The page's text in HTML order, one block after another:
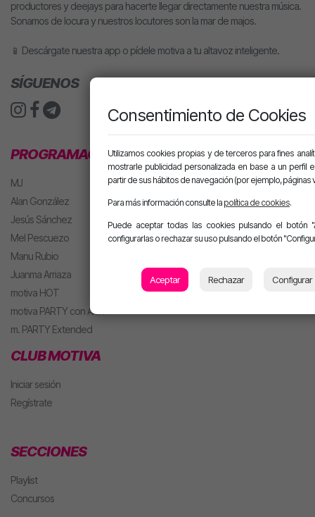
productores y deejays para hacerte llegar directamente nuestra música.
Sonamos de locura y nuestros locutores son la mar de majos.
📱 Descárgate nuestra app o pídele motiva a tu altavoz inteligente.
SÍGUENOS
PROGRAMACIÓN
MJ
Alan González
Jesús Sánchez
Mel Pescuezo
Manu Rubio
Juanma Arriaza
motiva HOT
motiva PARTY con Alan
m. PARTY Extended
CLUB MOTIVA
Iniciar sesión
Regístrate
SECCIONES
Playlist
Concursos
Consentimiento de Cookies
Utilizamos cookies propias y de terceros para fines
mostrarle publicidad personalizada en base a un perfil
partir de sus hábitos de navegación (por ejemplo, páginas
Para más información consulte la política de cookies.
Puede aceptar todas las cookies pulsando el botón
configurarlas o rechazar su uso pulsando el botón
Aceptar Rechazar Configurar